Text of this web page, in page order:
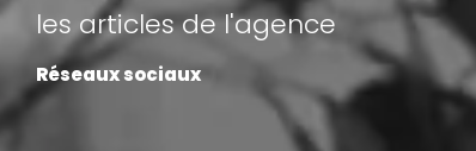
les articles de l'agence
Réseaux sociaux